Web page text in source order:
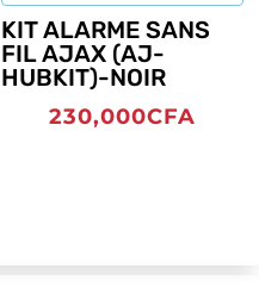
KIT ALARME SANS
FIL AJAX (AJ-
HUBKIT)-NOIR
230,000CFA